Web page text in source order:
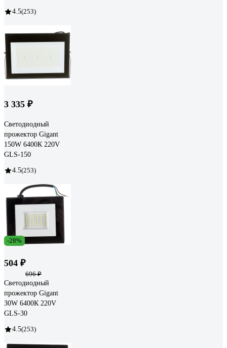
4.5(253)
3 335 ₽
Светодиодный
прожектор Gigant
150W 6400К 220V
GLS-150
4.5(253)
-28%
504 ₽
696 ₽
Светодиодный
прожектор Gigant
30W 6400К 220V
GLS-30
4.5(253)